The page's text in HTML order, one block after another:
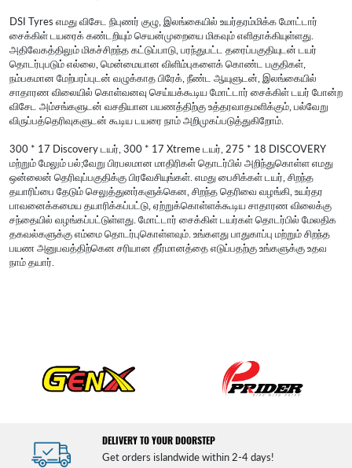
DSI Tyres எமது விசேட நிபுணர் குழு, இலங்கையில் உயர்தரம்மிக்க மோட்டார்
சைக்கிள் டயரைக் கண்டறியும் செயன்முறையை மிகவும் எளிதாக்கியுள்ளது.
அதிவேகத்திலும் மிகச்சிறந்த கட்டுப்பாடு, பரந்துபட்ட தரைப்பகுதியுடன் டயர்
தொடர்புபடும் எல்லை, மென்மையான விளிம்புகளைக் கொண்ட பகுதிகள்,
நம்பகமான மேற்பரப்புடன் வழுக்காத பிரேக், நீண்ட ஆயுளுடன், இலங்கையில்
சாதாரண விலையில் கொள்வனவு செய்யக்கூடிய மோட்டார் சைக்கிள் டயர் போன்ற
விசேட அம்சங்களுடன் வசதியான பயணத்திற்கு உத்தரவாதமளிக்கும், பல்வேறு
விருப்பத்தெரிவுகளுடன் கூடிய டயரை நாம் அறிமுகப்படுத்துகிறோம்.
300 * 17 Discovery டயர், 300 * 17 Xtreme டயர், 275 * 18 DISCOVERY
மற்றும் மேலும் பல்;வேறு பிரபலமான மாதிரிகள் தொடர்பில் அறிந்துகொள்ள எமது
ஒன்லைன் தெரிவுப்பகுதிக்கு பிரவேசியுங்கள். எமது பைசிக்கள் டயர், சிறந்த
தயாரிப்பை தேடும் செலுத்துனர்களுக்கென, சிறந்த தெரிவை வழங்கி, உயர்தர
பாவனைக்கமைய தயாரிக்கப்பட்டு, ஏற்றுக்கொள்ளக்கூடிய சாதாரண விலைக்கு
சந்தையில் வழங்கப்பட்டுள்ளது. மோட்டார் சைக்கிள் டயர்கள் தொடர்பில் மேலதிக
தகவல்களுக்கு எம்மை தொடர்புகொள்ளவும். உங்களது பாதுகாப்பு மற்றும் சிறந்த
பயண அனுபவத்திற்கென சரியான தீர்மானத்தை எடுப்பதற்கு உங்களுக்கு உதவ
நாம் தயார்.
DELIVERY TO YOUR DOORSTEP
Get orders islandwide within 2-4 days!